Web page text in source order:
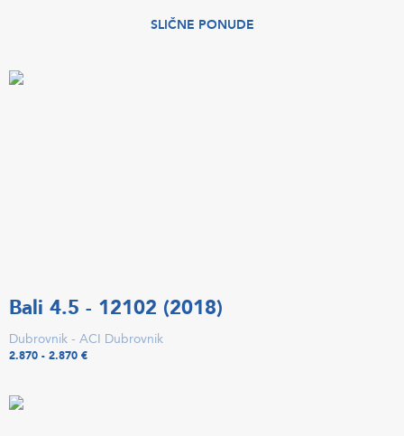
SLIČNE PONUDE
Bali 4.5 - 12102 (2018)
Dubrovnik - ACI Dubrovnik
2.870 - 2.870 €